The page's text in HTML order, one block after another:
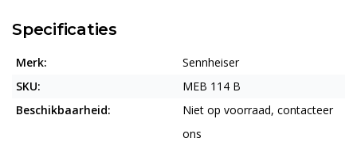
Specificaties
Merk:
Sennheiser
SKU:
MEB 114 B
Beschikbaarheid:
Niet op voorraad, contacteer
ons